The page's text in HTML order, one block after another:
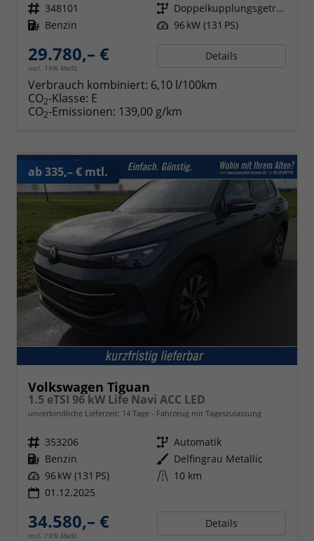
Fahrzeugnr. 348101 Getriebe
Doppelkupplungsgetriebe (DSG)
Kraftstoff Benzin Leistung 96 kW (131 PS)
29.780,– €
incl. 19% MwSt.
Details
Verbrauch kombiniert: 6,10 l/100km
CO2-Klasse: E
CO2-Emissionen: 139,00 g/km
ab 335,– € mtl.
Volkswagen Tiguan
1.5 eTSI 96 kW Life Navi ACC LED
unverbindliche Lieferzeit: 14 Tage Fahrzeug mit Tageszulassung
Fahrzeugnr. 353206 Getriebe Automatik
Kraftstoff Benzin Außenfarbe Delfingrau Metallic
Leistung 96 kW (131 PS) Kilometerstand 10 km
01.12.2025
34.580,– €
incl. 19% MwSt.
Details